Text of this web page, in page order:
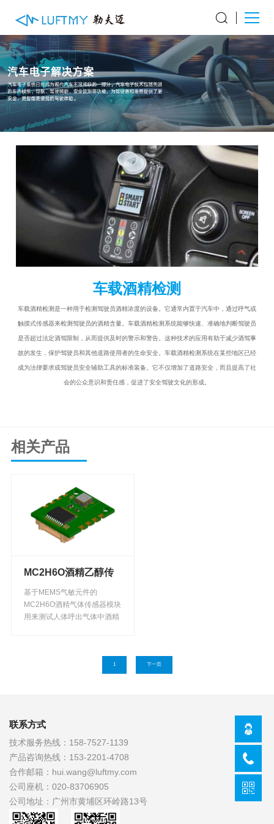
车载酒精检测
车载酒精检测是一种用于检测驾驶员酒精浓度的设备。它通常内置于汽车中，通过呼气或
触摸式传感器来检测驾驶员的酒精含量。车载酒精检测系统能够快速、准确地判断驾驶员
是否超过法定酒驾限制，从而提供及时的警示和警告。这种技术的应用有助于减少酒驾事
故的发生，保护驾驶员和其他道路使用者的生命安全。车载酒精检测系统在某些地区已经
成为法律要求或驾驶员安全辅助工具的标准装备。它不仅增加了道路安全，而且提高了社
会的公众意识和责任感，促进了安全驾驶文化的形成。
相关产品
MC2H6O酒精乙醇传
感器
基于MEMS气敏元件的
MC2H6O酒精气体传感器模块
用来测试人体呼出气体中酒精
护， 气体传感器模块可根据需
1 下一页
联系方式
技术服务热线： 158-7527-1139
产品咨询热线： 153-2201-4708
合作邮箱： hui.wang@luftmy.com
公司座机： 020-83706905
公司地址： 广州市黄埔区环岭路13号